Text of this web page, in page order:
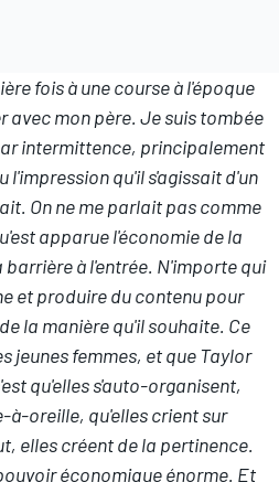
fois à une course à l'époque
avec mon père. Je suis tombée
intermittence, principalement
l'impression qu'il s'agissait d'un
On ne me parlait pas comme
apparue l'économie de la
à l'entrée. N'importe qui
et produire du contenu pour
la manière qu'il souhaite. Ce
jeunes femmes, et que Taylor
qu'elles s'auto-organisent,
à-oreille, qu'elles crient sur
elles créent de la pertinence.
économique énorme. Et